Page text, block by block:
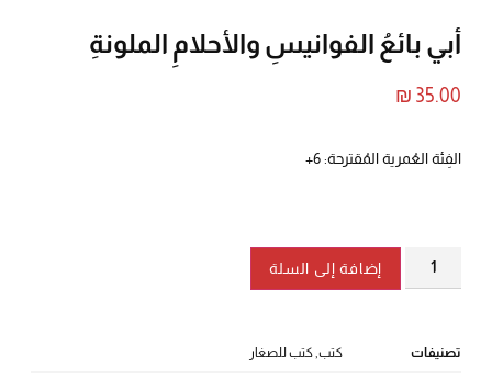
أبي بائعُ الفوانيسِ والأحلامِ الملونةِ
₪ 35.00
الفِئة العُمرية المُقترحة: 6+
إضافة إلى السلة
تصنيفات كتب,كتب للصغار